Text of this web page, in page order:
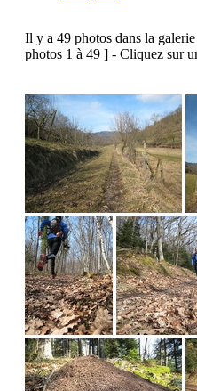
Il y a 49 photos dans la
photos 1 à 49 ] - Cliquez sur